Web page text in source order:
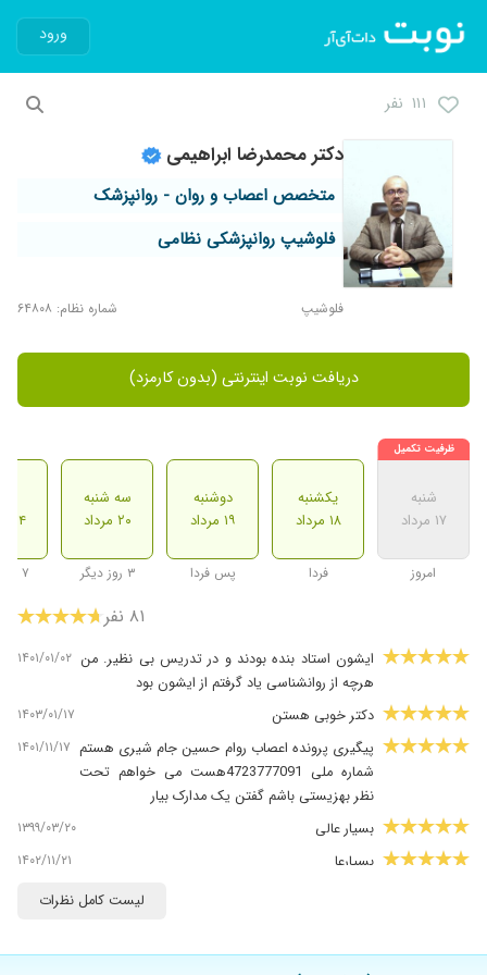
ورود
۱۱۱ نفر
دکتر محمدرضا ابراهیمی
متخصص اعصاب و روان - روانپزشک
فلوشیپ روانپزشکی نظامی
فلوشیپ شماره نظام: ۶۴۸۰۸
دریافت نوبت اینترنتی (بدون کارمزد)
شنبه
۱۷ مرداد
امروز
یکشنبه
۱۸ مرداد
فردا
دوشنبه
۱۹ مرداد
پس فردا
سه شنبه
۲۰ مرداد
۳ روز دیگر
۲۴ مرداد
۷ روز دیگر
۸۱ نفر
ایشون استاد بنده بودند و در تدریس بی نظیر. من
هرچه از روانشناسی یاد گرفتم از ایشون بود
۱۴۰۱/۰۱/۰۲
دکتر خوبی هستن ۱۴۰۳/۰۱/۱۷
پیگیری پرونده اعصاب روام حسین جام شیری هستم
شماره ملی 4723777091هست می خواهم تحت
نظر بهزیستی باشم گفتن یک مدارک بیار
۱۴۰۱/۱۱/۱۷
بسیار عالی ۱۳۹۹/۰۳/۲۰
بسیارعا ۱۴۰۲/۱۱/۲۱
۱۴۰۰/۰۴/۱۰
اضطراب و دلشوره ندارم نوبت بعدی دارم میگیرم
لیست کامل نظرات